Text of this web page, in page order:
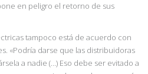
en peligro el retorno de sus
tampoco está de acuerdo con
«Podría darse que las distribuidoras
a nadie (…) Eso debe ser evitado a